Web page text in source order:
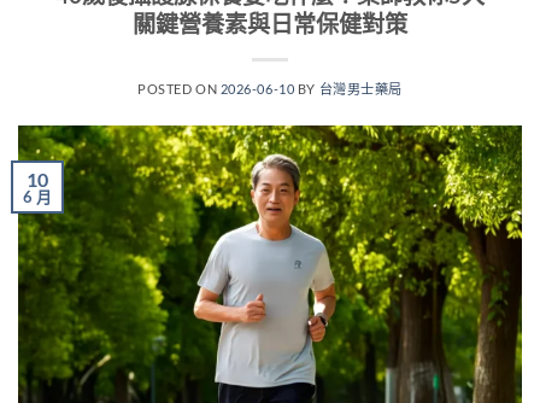
關鍵營養素與日常保健對策
POSTED ON 2026-06-10 BY 台灣男士藥局
10
6 月